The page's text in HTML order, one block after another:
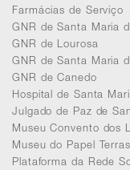
Farmácias de Serviço
GNR de Santa Maria
GNR de Lourosa
GNR de Santa Maria
GNR de Canedo
Hospital de Santa
Julgado de Paz de
Museu Convento dos
Museu do Papel
Plataforma da Rede